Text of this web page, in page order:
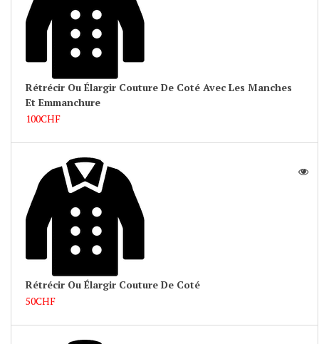
Rétrécir Ou Élargir Couture De Coté Avec Les Manches
Et Emmanchure
100CHF
Rétrécir Ou Élargir Couture De Coté
50CHF